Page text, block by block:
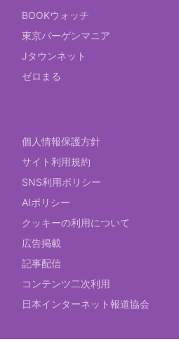
BOOKウォッチ
東京バーゲンマニア
Jタウンネット
ゼロまる
個人情報保護方針
サイト利用規約
SNS利用ポリシー
AIポリシー
クッキーの利用について
広告掲載
記事配信
コンテンツ二次利用
日本インターネット報道協会